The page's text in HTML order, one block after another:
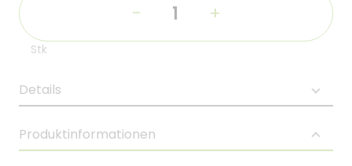
- +
Stk
Details
Produktinformationen